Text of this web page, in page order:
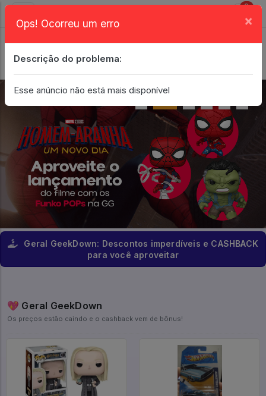
0
Geral GeekDown: Descontos imperdíveis e CASHBACK
para você aproveitar
💖 Geral GeekDown
Os preços estão caindo e o cashback vem de bônus!
Ops! Ocorreu um erro ×
Descrição do problema:
Esse anúncio não está mais disponível